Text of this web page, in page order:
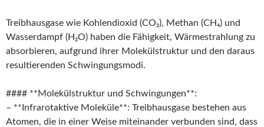
Treibhausgase wie Kohlendioxid (CO₂), Methan (CH₄) und
Wasserdampf (H₂O) haben die Fähigkeit, Wärmestrahlung zu
absorbieren, aufgrund ihrer Molekülstruktur und den daraus
resultierenden Schwingungsmodi.
#### **Molekülstruktur und Schwingungen**:
– **Infrarotaktive Moleküle**: Treibhausgase bestehen aus
Atomen, die in einer Weise miteinander verbunden sind, dass